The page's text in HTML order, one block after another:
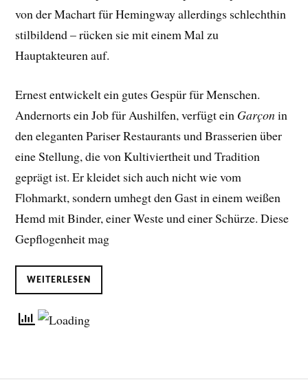
von der Machart für Hemingway allerdings schlechthin
stilbildend – rücken sie mit einem Mal zu
Hauptakteuren auf.
Ernest entwickelt ein gutes Gespür für Menschen.
Andernorts ein Job für Aushilfen, verfügt ein Garçonin
den eleganten Pariser Restaurants und Brasserien über
eine Stellung, die von Kultiviertheit und Tradition
geprägt ist. Er kleidet sich auch nicht wie vom
Flohmarkt, sondern umhegt den Gast in einem weißen
Hemd mit Binder, einer Weste und einer Schürze. Diese
Gepflogenheit mag
WEITERLESEN